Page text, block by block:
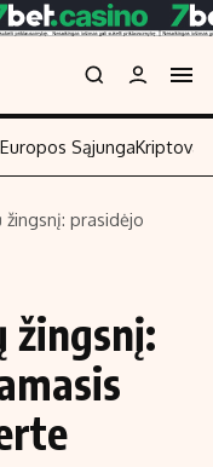
ūkis
Europos Sąjunga
žingsnį: prasidėjo
žingsnį: